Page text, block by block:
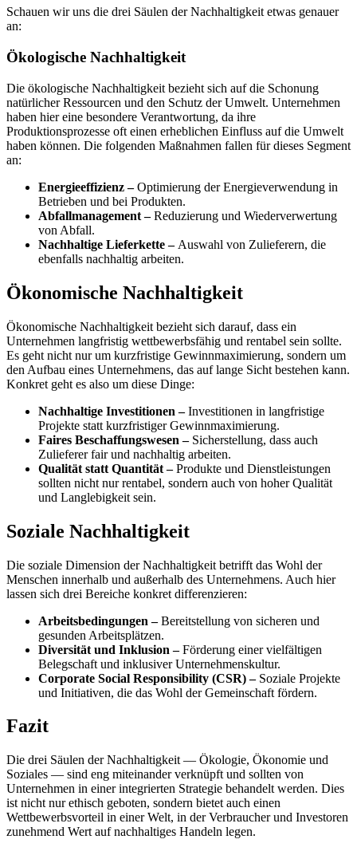
Schauen wir uns die drei Säulen der Nachhaltigkeit etwas genauer
an:
Ökologische Nachhaltigkeit
Die ökologische Nachhaltigkeit bezieht sich auf die Schonung
natürlicher Ressourcen und den Schutz der Umwelt. Unternehmen
haben hier eine besondere Verantwortung, da ihre
Produktionsprozesse oft einen erheblichen Einfluss auf die Umwelt
haben können. Die folgenden Maßnahmen fallen für dieses Segment
an:
Energieeffizienz –Optimierung der Energieverwendung in
Betrieben und bei Produkten.
Abfallmanagement –Reduzierung und Wiederverwertung
von Abfall.
Nachhaltige Lieferkette –Auswahl von Zulieferern, die
ebenfalls nachhaltig arbeiten.
Ökonomische Nachhaltigkeit
Ökonomische Nachhaltigkeit bezieht sich darauf, dass ein
Unternehmen langfristig wettbewerbsfähig und rentabel sein sollte.
Es geht nicht nur um kurzfristige Gewinnmaximierung, sondern um
den Aufbau eines Unternehmens, das auf lange Sicht bestehen kann.
Konkret geht es also um diese Dinge:
Nachhaltige Investitionen –Investitionen in langfristige
Projekte statt kurzfristiger Gewinnmaximierung.
Faires Beschaffungswesen –Sicherstellung, dass auch
Zulieferer fair und nachhaltig arbeiten.
Qualität statt Quantität –Produkte und Dienstleistungen
sollten nicht nur rentabel, sondern auch von hoher Qualität
und Langlebigkeit sein.
Soziale Nachhaltigkeit
Die soziale Dimension der Nachhaltigkeit betrifft das Wohl der
Menschen innerhalb und außerhalb des Unternehmens. Auch hier
lassen sich drei Bereiche konkret differenzieren:
Arbeitsbedingungen –Bereitstellung von sicheren und
gesunden Arbeitsplätzen.
Diversität und Inklusion –Förderung einer vielfältigen
Belegschaft und inklusiver Unternehmenskultur.
Corporate Social Responsibility (CSR) –Soziale Projekte
und Initiativen, die das Wohl der Gemeinschaft fördern.
Fazit
Die drei Säulen der Nachhaltigkeit — Ökologie, Ökonomie und
Soziales — sind eng miteinander verknüpft und sollten von
Unternehmen in einer integrierten Strategie behandelt werden. Dies
ist nicht nur ethisch geboten, sondern bietet auch einen
Wettbewerbsvorteil in einer Welt, in der Verbraucher und Investoren
zunehmend Wert auf nachhaltiges Handeln legen.